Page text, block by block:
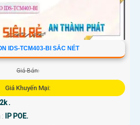
IDS-TCM403-BI SẮC NÉT
Giá Bán:
Giá Khuyến Mại:
.
IP POE.